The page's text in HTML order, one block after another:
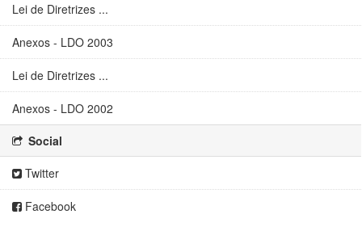
Lei de Diretrizes ...
Anexos - LDO 2003
Lei de Diretrizes ...
Anexos - LDO 2002
Social
Twitter
Facebook